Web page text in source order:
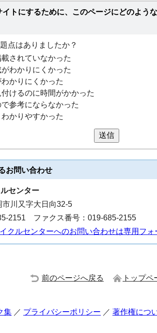
イトにするために、このページにどのよう
点はありましたか？
されていなかった
わかりにくかった
かりにくかった
けるのに時間がかかった
参考にならなかった
かりやすかった
送信
お問い合わせ
センター
川又字大日向32-5
2151 ファクス番号：019-685-2155
ルセンターへのお問い合わせは専用フォ
前のページへ戻る トップペ
集 プライバシーポリシー 著作権につ